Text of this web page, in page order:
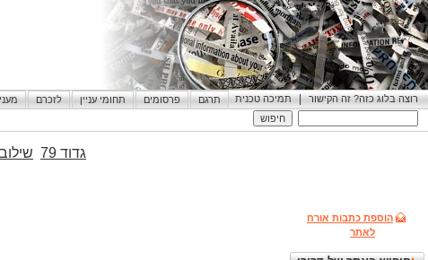
רוצה בלוג כזה? זה הקישור | תמיכה טכנית תרגם פרסומים תחומי עניין לזכרם
הוספת כתבות אורח
לאתר
גדוד 79 שילוב